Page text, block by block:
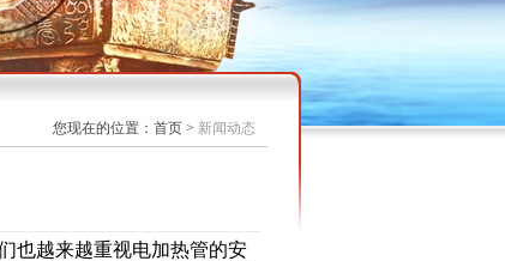
您现在的位置： 首页 > 新闻动态
也越来越重视电加热管的安